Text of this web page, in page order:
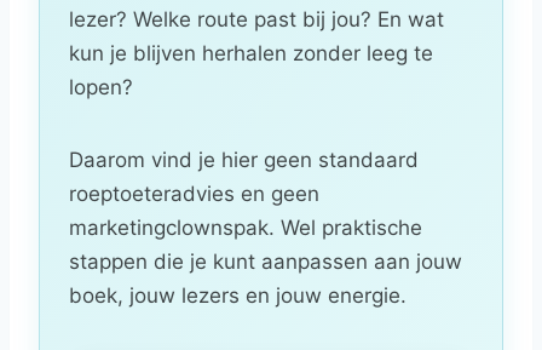
lezer? Welke route past bij jou? En wat
kun je blijven herhalen zonder leeg te
lopen?
Daarom vind je hier geen standaard
roeptoeteradvies en geen
marketingclownspak. Wel praktische
stappen die je kunt aanpassen aan jouw
boek, jouw lezers en jouw energie.